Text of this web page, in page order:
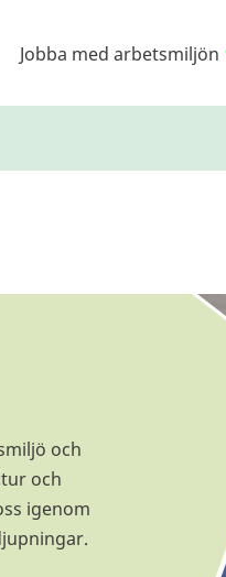
Jobba med arbetsmiljön
och
och
igenom